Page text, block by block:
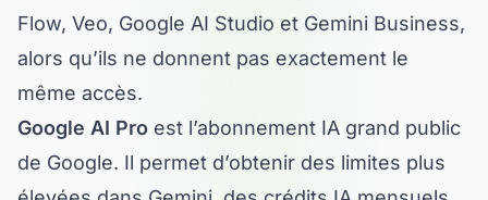
Flow, Veo, Google AI Studio et Gemini Business,
alors qu’ils ne donnent pas exactement le
même accès.
Google AI Pro
est l’abonnement IA grand public
de Google. Il permet d’obtenir des limites plus
élevées dans Gemini, des crédits IA mensuels,